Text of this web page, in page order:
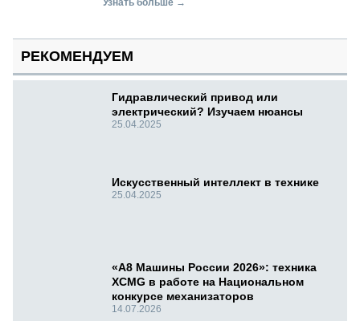
РЕКОМЕНДУЕМ
Гидравлический привод или
электрический? Изучаем нюансы
25.04.2025
Искусственный интеллект в технике
25.04.2025
«А8 Машины России 2026»: техника
XCMG в работе на Национальном
конкурсе механизаторов
14.07.2026